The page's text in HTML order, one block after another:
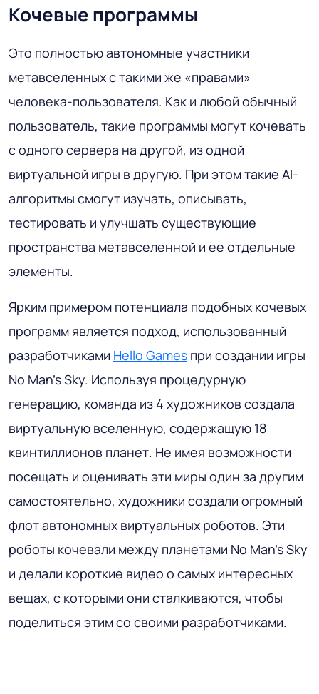
Кочевые программы
Это полностью автономные участники
метавселенных с такими же «правами»
человека-пользователя. Как и любой обычный
пользователь, такие программы могут кочевать
с одного сервера на другой, из одной
виртуальной игры в другую. При этом такие AI-
алгоритмы смогут изучать, описывать,
тестировать и улучшать существующие
пространства метавселенной и ее отдельные
элементы.
Ярким примером потенциала подобных кочевых
программ является подход, использованный
разработчиками Hello Games при создании игры
No Man's Sky. Используя процедурную
генерацию, команда из 4 художников создала
виртуальную вселенную, содержащую 18
квинтиллионов планет. Не имея возможности
посещать и оценивать эти миры один за другим
самостоятельно, художники создали огромный
флот автономных виртуальных роботов. Эти
роботы кочевали между планетами No Man's Sky
и делали короткие видео о самых интересных
вещах, с которыми они сталкиваются, чтобы
поделиться этим со своими разработчиками.